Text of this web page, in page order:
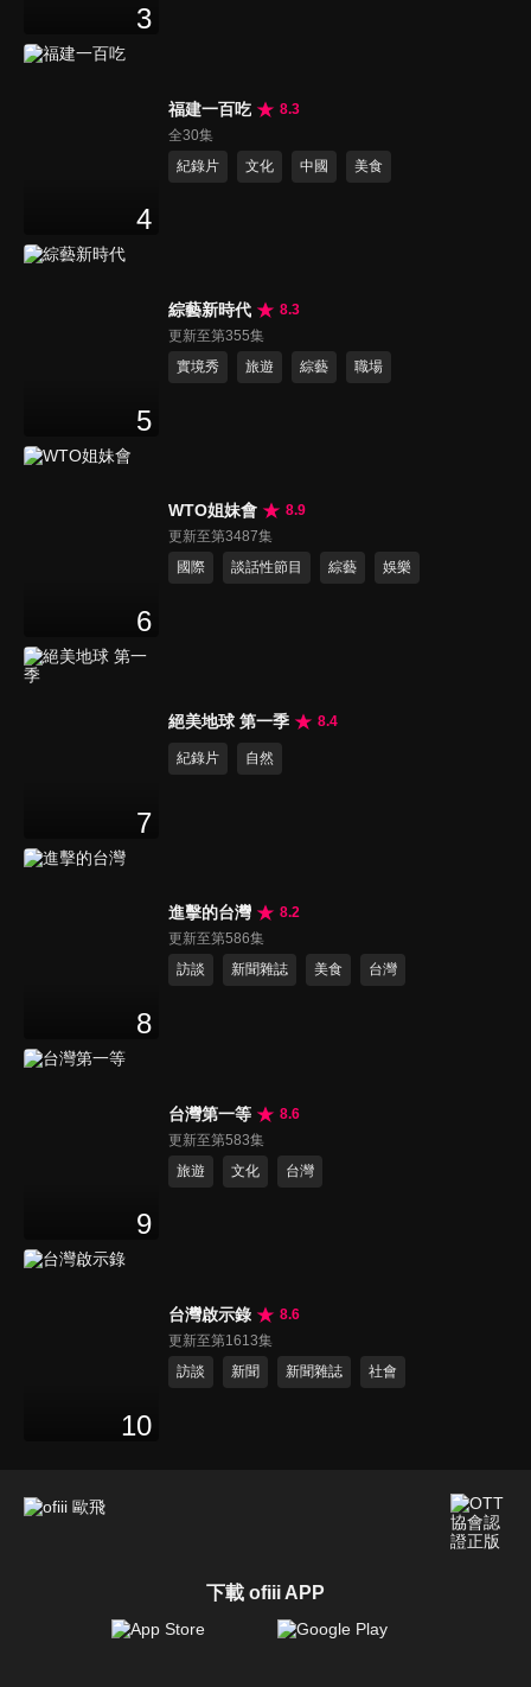
3
4
福建一百吃
8.3
全30集
紀錄片
文化 中國 美食
5
綜藝新時代
8.3
更新至第355集
實境秀
旅遊 綜藝 職場
6
WTO姐妹會
8.9
更新至第3487集
國際
談話性節目 綜藝 娛樂
7
絕美地球 第一季 8.4
紀錄片 自然
8
進擊的台灣
8.2
更新至第586集
訪談
新聞雜誌 美食 台灣
9
台灣第一等
8.6
更新至第583集
旅遊
文化 台灣
10
台灣啟示錄
8.6
更新至第1613集
訪談
新聞 新聞雜誌 社會
下載 ofiii APP